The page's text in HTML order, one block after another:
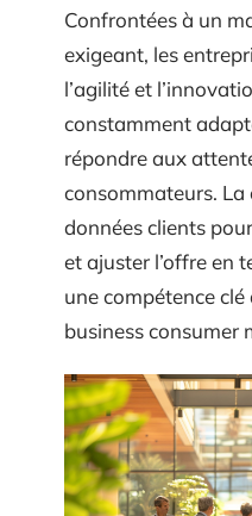
Confrontées à un
exigeant, les
l’agilité et
constamment
répondre aux
consommateurs. La
données clients
et ajuster l’offre en
une compétence clé
business consumer